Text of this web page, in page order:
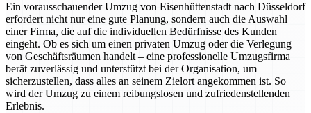
Ein vorausschauender Umzug von Eisenhüttenstadt nach Düsseldorf
erfordert nicht nur eine gute Planung, sondern auch die Auswahl
einer Firma, die auf die individuellen Bedürfnisse des Kunden
eingeht. Ob es sich um einen privaten Umzug oder die Verlegung
von Geschäftsräumen handelt – eine professionelle Umzugsfirma
berät zuverlässig und unterstützt bei der Organisation, um
sicherzustellen, dass alles an seinem Zielort angekommen ist. So
wird der Umzug zu einem reibungslosen und zufriedenstellenden
Erlebnis.